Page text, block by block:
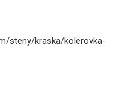
steny/kraska/kolerovka-